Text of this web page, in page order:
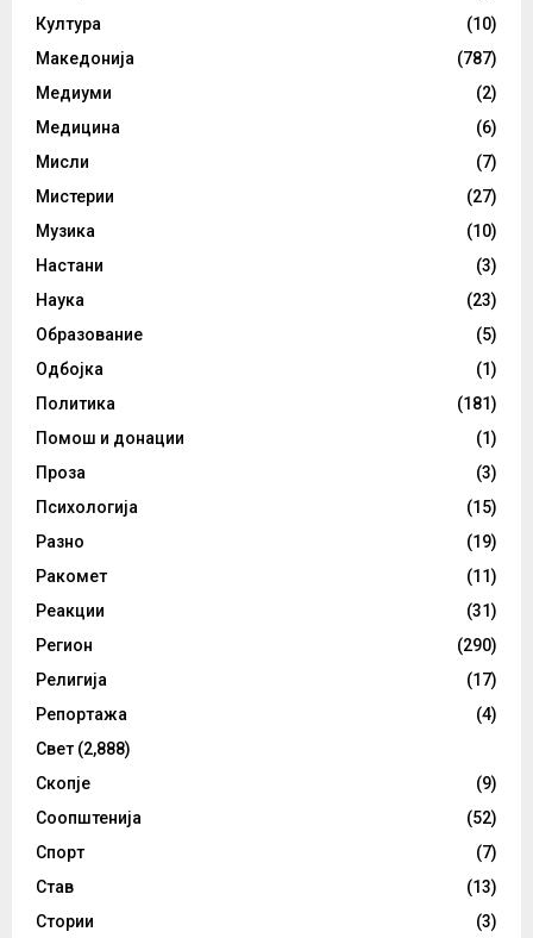
Култура
(10)
Македонија
(787)
Медиуми
(2)
Медицина
(6)
Мисли
(7)
Мистерии
(27)
Музика
(10)
Настани
(3)
Наука
(23)
Образование
(5)
Одбојка
(1)
Политика
(181)
Помош и донации
(1)
Проза
(3)
Психологија
(15)
Разно
(19)
Ракомет
(11)
Реакции
(31)
Регион
(290)
Религија
(17)
Репортажа
(4)
Свет (2,888)
Скопје
(9)
Соопштенија
(52)
Спорт
(7)
Став
(13)
Стории
(3)